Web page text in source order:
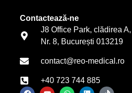
Contactează-ne
J8 Office Park, clădirea
Nr. 8, București 013219
contact@reo-medical.ro
+40 723 744 885